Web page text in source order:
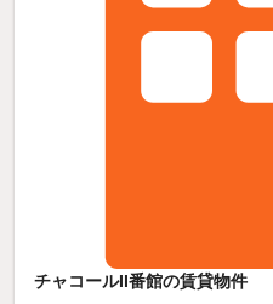
チャコールII番館の賃貸物件